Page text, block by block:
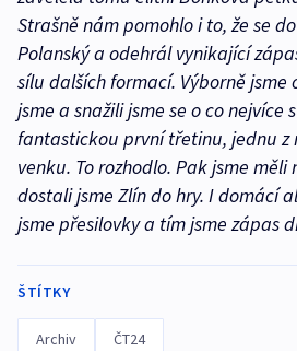
Strašně nám pomohlo i to, že se
Polanský a odehrál vynikající
sílu dalších formací. Výborně
jsme a snažili jsme se o co nejvíce
fantastickou první třetinu, jednu z
venku. To rozhodlo. Pak jsme
dostali jsme Zlín do hry. I domácí
jsme přesilovky a tím jsme zápas
ŠTÍTKY
Archiv ČT24